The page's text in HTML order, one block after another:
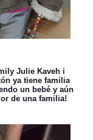
Julie Kaveh i
ya tiene familia
un bebé y aún
de una familia!